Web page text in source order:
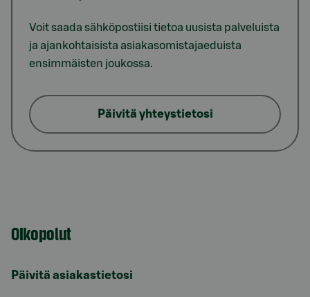
Voit saada sähköpostiisi tietoa uusista palveluista
ja ajankohtaisista asiakasomistajaeduista
ensimmäisten joukossa.
Päivitä yhteystietosi
Oikopolut
Päivitä asiakastietosi